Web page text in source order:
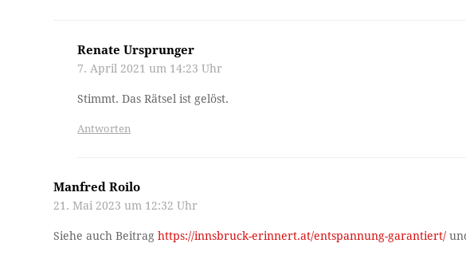
Renate Ursprunger
7. April 2021 um 14:23 Uhr
Stimmt. Das Rätsel ist gelöst.
Antworten
Manfred Roilo
21. Mai 2023 um 12:32 Uhr
Siehe auch Beitraghttps://innsbruck-erinnert.at/entspannung-garantiert/